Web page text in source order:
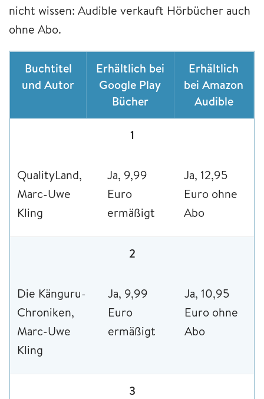
nicht wissen: Audible verkauft Hörbücher auch
ohne Abo.
Buchtitel
und Autor
Erhältlich bei
Google Play
Bücher
Erhältlich
bei Amazon
Audible
1
QualityLand,
Marc-Uwe
Kling
Ja, 9,99
Euro
ermäßigt
Ja, 12,95
Euro ohne
Abo
2
Die Känguru-
Chroniken,
Marc-Uwe
Kling
Ja, 9,99
Euro
ermäßigt
Ja, 10,95
Euro ohne
Abo
3